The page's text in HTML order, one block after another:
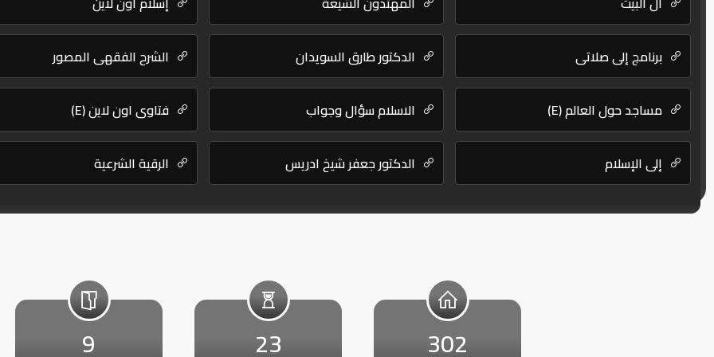
برنامج إلى صلاتى الدكتور طارق السويدان الشرح الفقهي المصور
مساجد حول العالم (E) الاسلام سؤال وجواب فتاوى اون لاين (E)
إلى الإسلام الدكتور جعفر شيخ ادريس الرقية الشرعية
302
23
9